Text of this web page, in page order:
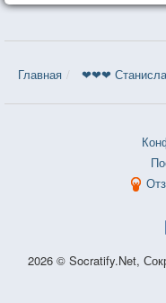
Главная ❤❤❤
2026 © Socratify.Net,